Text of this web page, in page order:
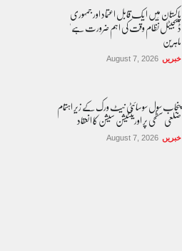
پاکستان مِیں ا یک قابل اعتماد اور جمہوری
ڈیجیٹل نظام وقت کی اہم ضرورت ہے'
ماہرین
خبریں August 7, 2026
پنجاب سول سوسائٹی نیٹ ورک کے زیرِ اہتمام
ضلعی سطحی پر اورینٹیشن سیشن کا انعقاد
خبریں August 7, 2026